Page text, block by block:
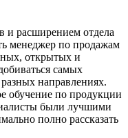
и расширением отдела
менеджер по продажам
открытых и
самых
разных направлениях.
обучение по продукции
были лучшими
полно рассказать